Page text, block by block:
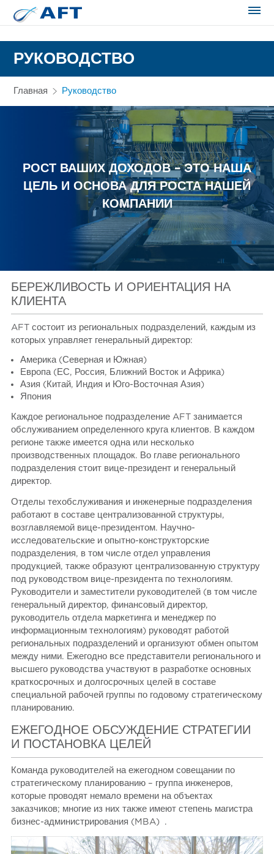
РУКОВОДСТВО
Главная Руководство
РОСТ ВАШИХ ДОХОДОВ – ЭТО НАША
ЦЕЛЬ И ОСНОВА ДЛЯ РОСТА НАШЕЙ
КОМПАНИИ
БЕРЕЖЛИВОСТЬ И ОРИЕНТАЦИЯ НА
КЛИЕНТА
AFT состоит из региональных подразделений, каждым из
которых управляет генеральный директор:
Америка (Северная и Южная)
Европа (ЕС, Россия, Ближний Восток и Африка)
Азия (Китай, Индия и Юго-Восточная Азия)
Япония
Каждое региональное подразделение AFT занимается
обслуживанием определенного круга клиентов. В каждом
регионе также имеется одна или несколько
производственных площадок. Во главе регионального
подразделения стоит вице-президент и генеральный
директор.
Отделы техобслуживания и инженерные подразделения
работают в составе централизованной структуры,
возглавляемой вице-президентом. Научно-
исследовательские и опытно-конструкторские
подразделения, в том числе отдел управления
продукцией, также образуют централизованную структуру
под руководством вице-президента по технологиям.
Руководители и заместители руководителей (в том числе
генеральный директор, финансовый директор,
руководитель отдела маркетинга и менеджер по
информационным технологиям) руководят работой
региональных подразделений и организуют обмен опытом
между ними. Ежегодно все представители регионального и
высшего руководства участвуют в разработке основных
краткосрочных и долгосрочных целей в составе
специальной рабочей группы по годовому стратегическому
планированию.
ЕЖЕГОДНОЕ ОБСУЖДЕНИЕ СТРАТЕГИИ
И ПОСТАНОВКА ЦЕЛЕЙ
Команда руководителей на ежегодном совещании по
стратегическому планированию – группа инженеров,
которые проводят немало времени на объектах
заказчиков; многие из них также имеют степень магистра
бизнес-администрирования (MBA) .